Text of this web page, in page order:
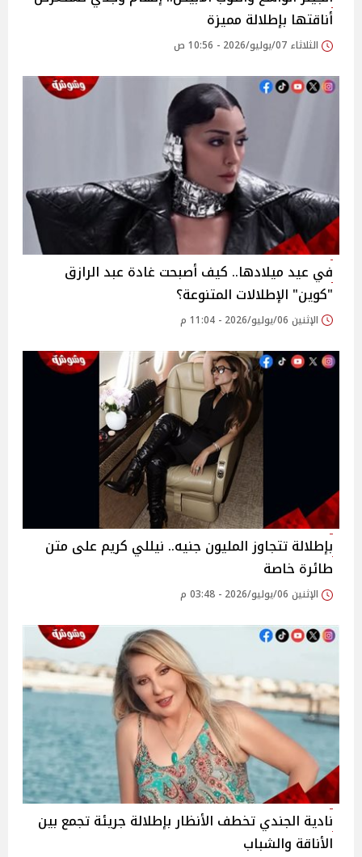
أناقتها بإطلالة مميزة
الثلاثاء 07/يوليو/2026 - 10:56 ص
في عيد ميلادها.. كيف أصبحت غادة عبد الرازق
"كوين" الإطلالات المتنوعة؟
الإثنين 06/يوليو/2026 - 11:04 م
بإطلالة تتجاوز المليون جنيه.. نيللي كريم على متن
طائرة خاصة
الإثنين 06/يوليو/2026 - 03:48 م
نادية الجندي تخطف الأنظار بإطلالة جريئة تجمع بين
الأناقة والشباب